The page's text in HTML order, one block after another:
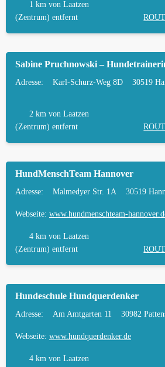
1 km von Laatzen
(Zentrum) entfernt
Sabine Pruchnowski –
Adresse: Karl-Schurz-Weg 8D 30519
2 km von Laatzen
(Zentrum) entfernt
HundMenschTeam Hannover
Adresse: Malmedyer Str. 1A 30519
Webseite: www.hundmenschteam-
4 km von Laatzen
(Zentrum) entfernt
Hundeschule Hundquerdenker
Adresse: Am Amtgarten 11 30982
Webseite: www.hundquerdenker.de
4 km von Laatzen